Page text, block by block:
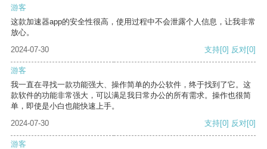
游客
这款加速器app的安全性很高，使用过程中不会泄露个人信息，让我非常
放心。
2024-07-30
支持[0] 反对[0]
游客
我一直在寻找一款功能强大、操作简单的办公软件，终于找到了它。这
款软件的功能非常强大，可以满足我日常办公的所有需求。操作也很简
单，即使是小白也能快速上手。
2024-07-30
支持[0] 反对[0]
游客